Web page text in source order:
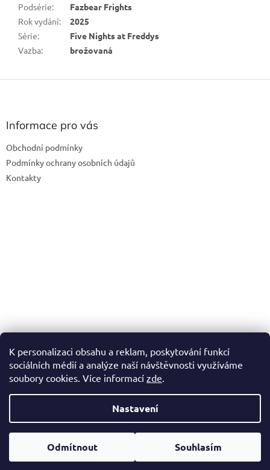
K personalizaci obsahu a reklam, poskytování funkcí
sociálních médií a analýze naší návštěvnosti využíváme
soubory cookies. Více informací zde.
Nastavení
Odmítnout Souhlasím
Podsérie:
Fazbear Frights
Rok vydání:
2025
Série:
Five Nights at Freddys
Vazba: brožovaná
Z
Informace pro vás
Obchodní podmínky
Podmínky ochrany osobních údajů
Kontakty
Copyright 2026FantasyShop.cz. Všechna práva vyhrazena.
Upravit nastavení cookies